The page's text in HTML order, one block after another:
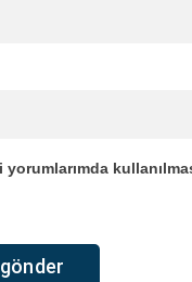
yorumlarımda